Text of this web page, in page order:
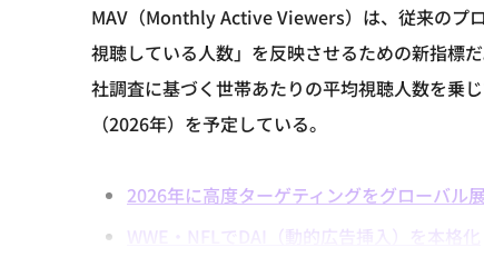
MAV（Monthly Active Viewers）は、従来のプ
視聴している人数」を反映させるための新指標
社調査に基づく世帯あたりの平均視聴人数を乗
（2026年）を予定している。
2026年に高度ターゲティングをグローバル
WWE・NFLでDAI（動的広告挿入）を本格化